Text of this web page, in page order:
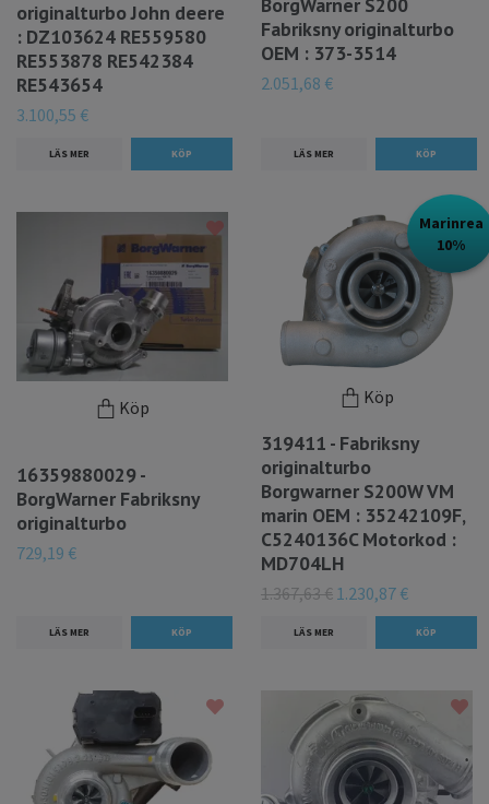
originalturbo John deere
: DZ103624 RE559580
RE553878 RE542384
RE543654
3.100,55 €
LÄS MER
BorgWarner S200
Fabriksny originalturbo
OEM : 373-3514
2.051,68 €
LÄS MER
Köp
16359880029 -
BorgWarner Fabriksny
originalturbo
729,19 €
LÄS MER
Marinrea
10%
Köp
319411 - Fabriksny
originalturbo
Borgwarner S200W VM
marin OEM : 35242109F,
C5240136C Motorkod :
MD704LH
1.367,63 € 1.230,87 €
LÄS MER